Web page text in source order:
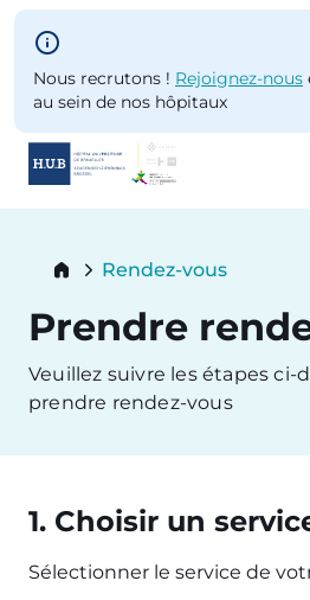
Skip to main content
Nous recrutons ! Rejoignez-nous
au sein de nos hôpitaux
content
Breadcrumb
Rendez-vous
Prendre
Veuillez suivre les étapes ci-
prendre rendez-vous
1. Choisir un
Sélectionner le service de